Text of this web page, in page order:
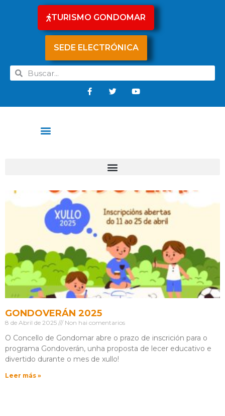
TURISMO GONDOMAR
SEDE ELECTRÓNICA
GONDOVERÁN 2025
8 de Abril de 2025 Non hai comentarios
O Concello de Gondomar abre o prazo de inscrición para o
programa Gondoverán, unha proposta de lecer educativo e
divertido durante o mes de xullo!
Leer más »